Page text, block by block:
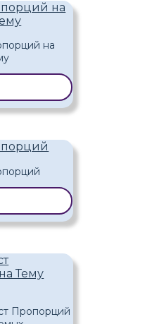
на
Тему